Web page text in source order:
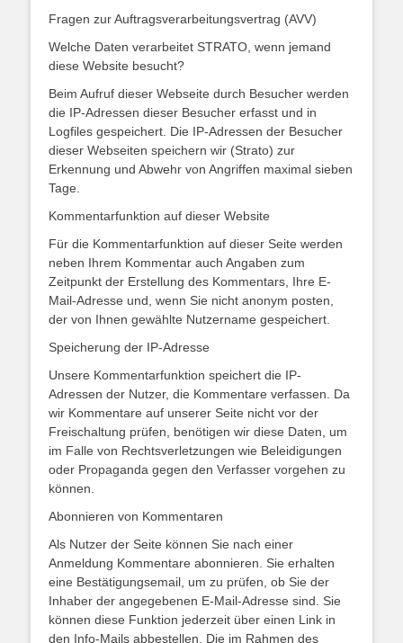
Fragen zur Auftragsverarbeitungsvertrag (AVV)
Welche Daten verarbeitet STRATO, wenn jemand
diese Website besucht?
Beim Aufruf dieser Webseite durch Besucher werden
die IP-Adressen dieser Besucher erfasst und in
Logfiles gespeichert. Die IP-Adressen der Besucher
dieser Webseiten speichern wir (Strato) zur
Erkennung und Abwehr von Angriffen maximal sieben
Tage.
Kommentarfunktion auf dieser Website
Für die Kommentarfunktion auf dieser Seite werden
neben Ihrem Kommentar auch Angaben zum
Zeitpunkt der Erstellung des Kommentars, Ihre E-
Mail-Adresse und, wenn Sie nicht anonym posten,
der von Ihnen gewählte Nutzername gespeichert.
Speicherung der IP-Adresse
Unsere Kommentarfunktion speichert die IP-
Adressen der Nutzer, die Kommentare verfassen. Da
wir Kommentare auf unserer Seite nicht vor der
Freischaltung prüfen, benötigen wir diese Daten, um
im Falle von Rechtsverletzungen wie Beleidigungen
oder Propaganda gegen den Verfasser vorgehen zu
können.
Abonnieren von Kommentaren
Als Nutzer der Seite können Sie nach einer
Anmeldung Kommentare abonnieren. Sie erhalten
eine Bestätigungsemail, um zu prüfen, ob Sie der
Inhaber der angegebenen E-Mail-Adresse sind. Sie
können diese Funktion jederzeit über einen Link in
den Info-Mails abbestellen. Die im Rahmen des